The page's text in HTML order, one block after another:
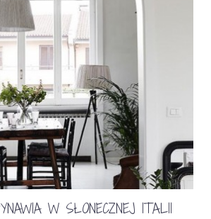
W SŁONECZNEJ ITALII